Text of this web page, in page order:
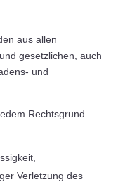
aus allen
gesetzlichen, auch
und
Rechtsgrund
Verletzung des